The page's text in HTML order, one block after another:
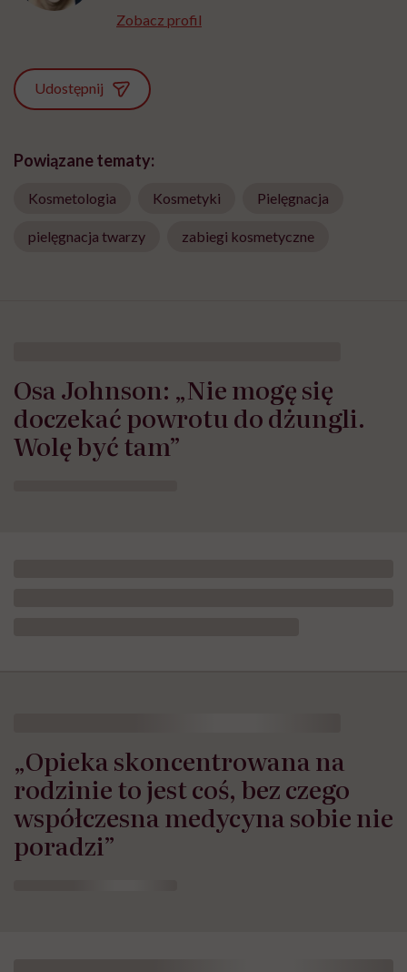
Zobacz profil
Udostępnij
Powiązane tematy:
Kosmetologia Kosmetyki Pielęgnacja
pielęgnacja twarzy zabiegi kosmetyczne
Osa Johnson: „Nie mogę się
doczekać powrotu do dżungli.
Wolę być tam”
„Opieka skoncentrowana na
rodzinie to jest coś, bez czego
współczesna medycyna sobie nie
poradzi”